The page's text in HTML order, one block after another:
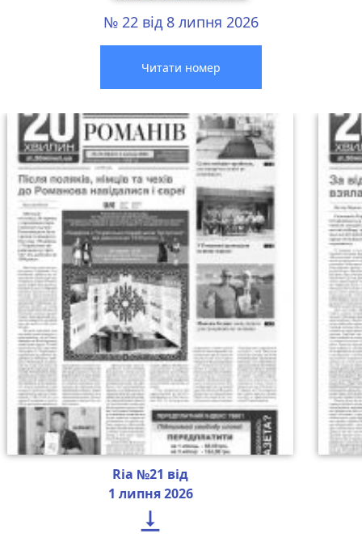
№ 22 від 8 липня 2026
Читати номер
Ria №21 від
1 липня 2026
